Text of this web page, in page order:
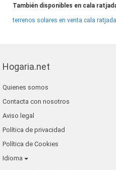
También disponibles en cala
terrenos solares en venta cala
Hogaria.net
Quienes somos
Contacta con nosotros
Aviso legal
Política de privacidad
Política de Cookies
Idioma